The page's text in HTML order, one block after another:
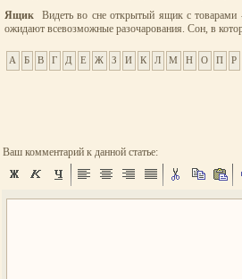
Ящик Видеть во сне открытый ящик с товарами
ожидают всевозможные разочарования. Сон, в
А Б В Г Д Е Ж З И К Л М Н О П Р
Ваш комментарий к данной статье: